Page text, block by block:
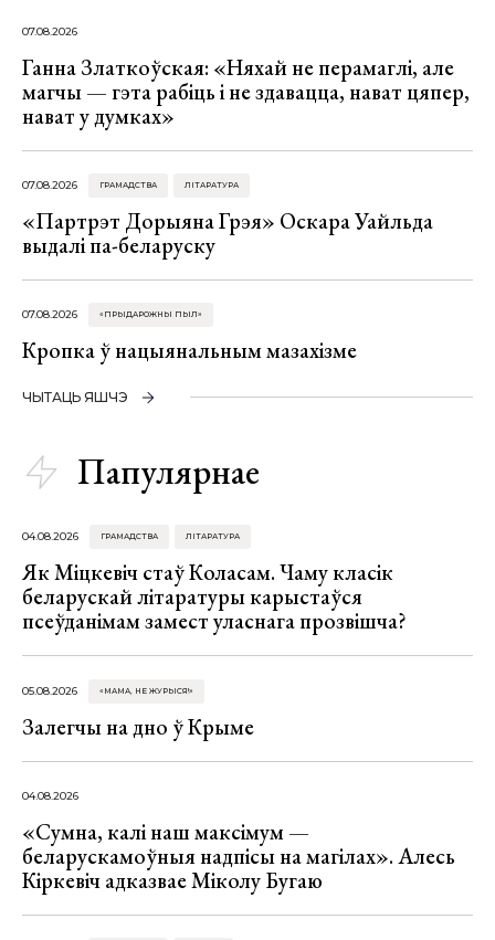
07.08.2026
Ганна Златкоўская: «Няхай не перамаглі, але
магчы — гэта рабіць і не здавацца, нават цяпер,
нават у думках»
07.08.2026 ГРАМАДСТВА ЛІТАРАТУРА
«Партрэт Дорыяна Грэя» Оскара Уайльда
выдалі па-беларуску
07.08.2026 «ПРЫДАРОЖНЫ ПЫЛ»
Кропка ў нацыянальным мазахізме
ЧЫТАЦЬ ЯШЧЭ
Папулярнае
04.08.2026 ГРАМАДСТВА ЛІТАРАТУРА
Як Міцкевіч стаў Коласам. Чаму класік
беларускай літаратуры карыстаўся
псеўданімам замест уласнага прозвішча?
05.08.2026 «МАМА, НЕ ЖУРЫСЯ!»
Залегчы на дно ў Крыме
04.08.2026
«Сумна, калі наш максімум —
беларускамоўныя надпісы на магілах». Алесь
Кіркевіч адказвае Міколу Бугаю